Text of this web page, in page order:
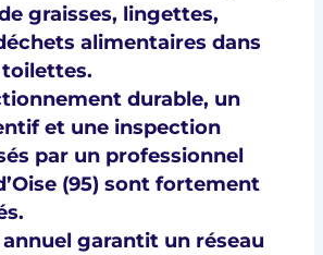
graisses, lingettes,
alimentaires dans
toilettes.
durable, un
et une inspection
par un professionnel
(95) sont fortement
garantit un réseau